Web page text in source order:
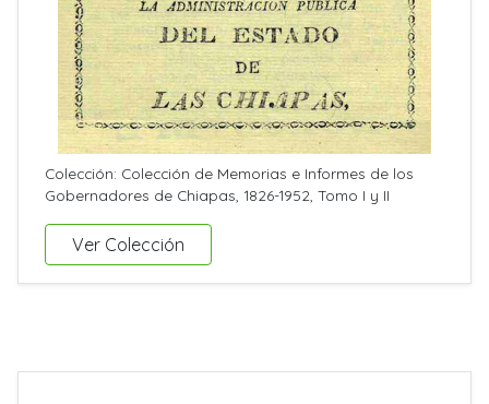
Colección: Colección de Memorias e Informes de los
Gobernadores de Chiapas, 1826-1952, Tomo I y II
Ver Colección